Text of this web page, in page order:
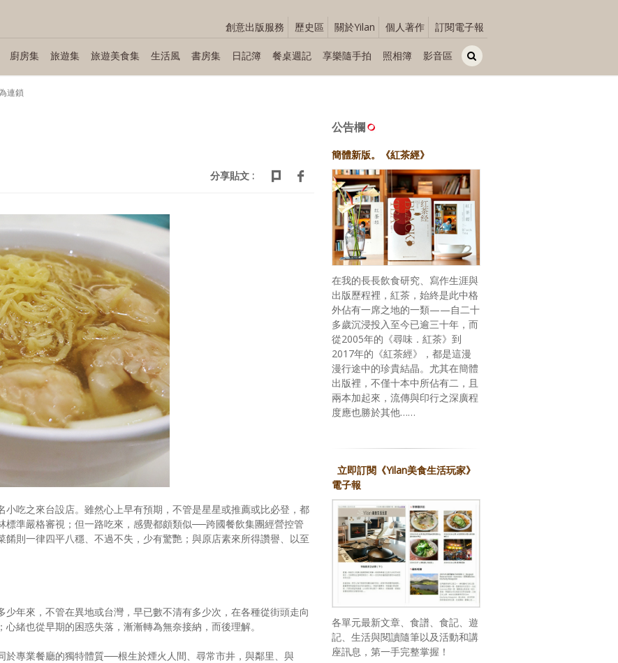
創意出版服務 歷史區 關於Yilan 個人著作 訂閱電子報
廚房集 旅遊集 旅遊美食集 生活風 書房集 日記簿 餐桌週記 享樂隨手拍 照相簿 影音區
連鎖
分享貼文 :
吃之來台設店。雖然心上早有預期，不管是星星或推薦或比必登，都
標準嚴格審視；但一路吃來，感覺都頗類似──跨國餐飲集團經營控管
則一律四平八穩、不過不失，少有驚艷；與原店素來所得讚譽、以至
少年來，不管在異地或台灣，早已數不清有多少次，在各種從街頭走向
緒也從早期的困惑失落，漸漸轉為無奈接納，而後理解。
於專業餐廳的獨特體質──根生於煙火人間、尋常市井，與鄰里、與
公告欄
簡體新版。《紅茶經》
在我的長長飲食研究、寫作生涯與
出版歷程裡，紅茶，始終是此中格
外佔有一席之地的一類——自二十
多歲沉浸投入至今已逾三十年，而
從2005年的《尋味．紅茶》到
2017年的《紅茶經》，都是這漫
漫行途中的珍貴結晶。尤其在簡體
出版裡，不僅十本中所佔有二，且
兩本加起來，流傳與印行之深廣程
度應也勝於其他……
立即訂閱《Yilan美食生活玩家》
電子報
各單元最新文章、食譜、食記、遊
記、生活與閱讀隨筆以及活動和講
座訊息，第一手完整掌握！